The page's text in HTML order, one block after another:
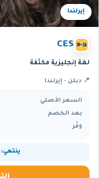
إيرلندا
CES
لغة إنجليزية مكثفة
📍 دبلن - إيرلندا
السعر الأصلي
بعد الخصم
وفّر
ينتهي: 2026-12-31